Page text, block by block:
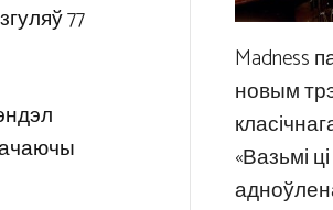
77
Madness
новым
«Вазьмі